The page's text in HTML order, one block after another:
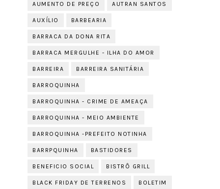
AUMENTO DE PREÇO AUTRAN SANTOS
AUXÍLIO BARBEARIA
BARRACA DA DONA RITA
BARRACA MERGULHE - ILHA DO AMOR
BARREIRA BARREIRA SANITÁRIA
BARROQUINHA
BARROQUINHA - CRIME DE AMEAÇA
BARROQUINHA - MEIO AMBIENTE
BARROQUINHA -PREFEITO NOTINHA
BARRPQUINHA BASTIDORES
BENEFICIO SOCIAL BISTRÔ GRILL
BLACK FRIDAY DE TERRENOS BOLETIM